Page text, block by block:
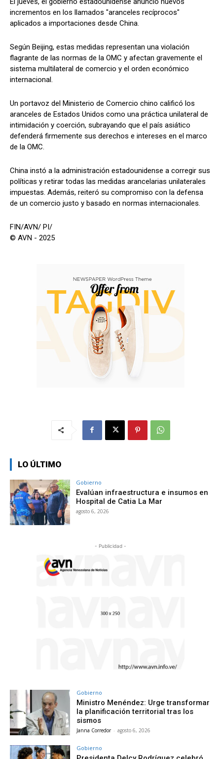
incrementos en los llamados "aranceles recíprocos"
aplicados a importaciones desde China.
Según Beijing, estas medidas representan una violación
flagrante de las normas de la OMC y afectan gravemente el
sistema multilateral de comercio y el orden económico
internacional.
Un portavoz del Ministerio de Comercio chino calificó los
aranceles de Estados Unidos como una práctica unilateral de
intimidación y coerción, subrayando que el país asiático
defenderá firmemente sus derechos e intereses en el marco
de la OMC.
China instó a la administración estadounidense a corregir sus
políticas y retirar todas las medidas arancelarias unilaterales
impuestas. Además, reiteró su compromiso con la defensa
de un comercio justo y basado en normas internacionales.
FIN/AVN/ PI/
© AVN - 2025
LO ÚLTIMO
Gobierno
Evalúan infraestructura e insumos en
Hospital de Catia La Mar
agosto 6, 2026
- Publicidad -
Gobierno
Ministro Menéndez: Urge transformar
la planificación territorial tras los
sismos
Janna Corredor - agosto 6, 2026
Gobierno